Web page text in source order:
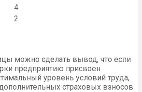
4
2
можно сделать вывод, что если
предприятию присвоен
уровень условий труда,
страховых взносов